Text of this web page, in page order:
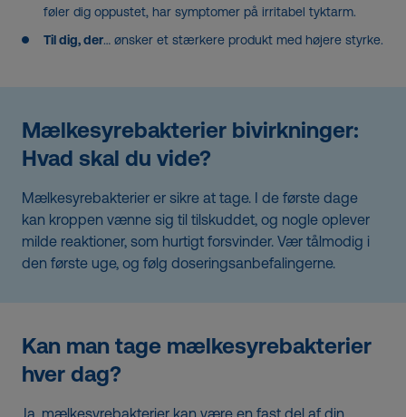
føler dig oppustet, har symptomer på irritabel tyktarm.
Til dig, der… ønsker et stærkere produkt med højere styrke.
Mælkesyrebakterier bivirkninger:
Hvad skal du vide?
Mælkesyrebakterier er sikre at tage. I de første dage
kan kroppen vænne sig til tilskuddet, og nogle oplever
milde reaktioner, som hurtigt forsvinder. Vær tålmodig i
den første uge, og følg doseringsanbefalingerne.
Kan man tage mælkesyrebakterier
hver dag?
Ja, mælkesyrebakterier kan være en fast del af din